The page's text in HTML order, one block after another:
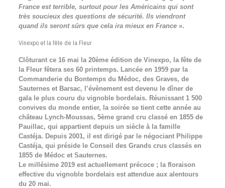
France est terrible, surtout pour les Américains qui sont
très soucieux des questions de sécurité. Ils viendront
quand ils seront sûrs que cela ira mieux en France».
Vinexpo et la fête de la Fleur
Clôturant ce 16 mai la 20ème édition de Vinexpo, la fête de
la Fleur fêtera ses 60 printemps. Lancée en 1959 par la
Commanderie du Bontemps du Médoc, des Graves, de
Sauternes et Barsac, l’évènement est devenu le dîner de
gala le plus couru du vignoble bordelais. Réunissant 1 500
convives du monde entier, la soirée se tient cette année au
château Lynch-Moussas, 5ème grand cru classé en 1855 de
Pauillac, qui appartient depuis un siècle à la famille
Castéja. Depuis 2001, il est dirigé par le négociant Philippe
Castéja, qui préside le Conseil des Grands crus classés en
1855 de Médoc et Sauternes.
Le millésime 2019 est actuellement précoce ; la floraison
effective du vignoble bordelais est attendue aux alentours
du 20 mai.